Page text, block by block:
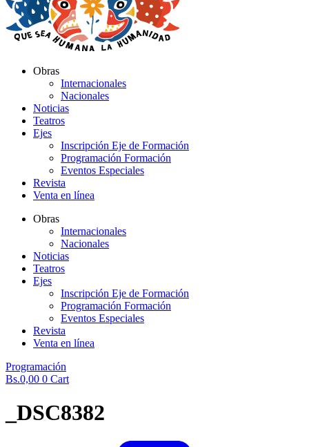
Obras
Internacionales
Nacionales
Noticias
Teatros
Ejes
Inscripción Eje de Formación
Programación Formación
Eventos Especiales
Revista
Venta en línea
Obras
Internacionales
Nacionales
Noticias
Teatros
Ejes
Inscripción Eje de Formación
Programación Formación
Eventos Especiales
Revista
Venta en línea
Programación
Bs.0,00 0 Cart
_DSC8382